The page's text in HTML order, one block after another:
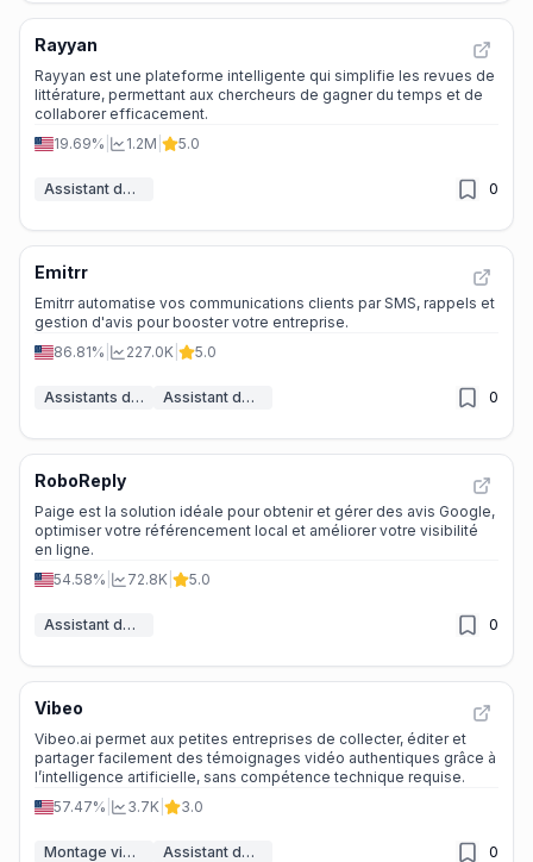
Rayyan
Rayyan est une plateforme intelligente qui simplifie les revues de
littérature, permettant aux chercheurs de gagner du temps et de
collaborer efficacement.
19.69%
1.2M 5.0
Assistant de Commentaires IA 0
Emitrr
Emitrr automatise vos communications clients par SMS, rappels et
gestion d'avis pour booster votre entreprise.
86.81%
227.0K 5.0
Assistants de calendrier IA Assistant de Commentaires IA 0
RoboReply
Paige est la solution idéale pour obtenir et gérer des avis Google,
optimiser votre référencement local et améliorer votre visibilité
en ligne.
54.58%
72.8K 5.0
Assistant de Commentaires IA 0
Vibeo
Vibeo.ai permet aux petites entreprises de collecter, éditer et
partager facilement des témoignages vidéo authentiques grâce à
l’intelligence artificielle, sans compétence technique requise.
57.47%
3.7K 3.0
Montage vidéo Assistant de Commentaires IA 0